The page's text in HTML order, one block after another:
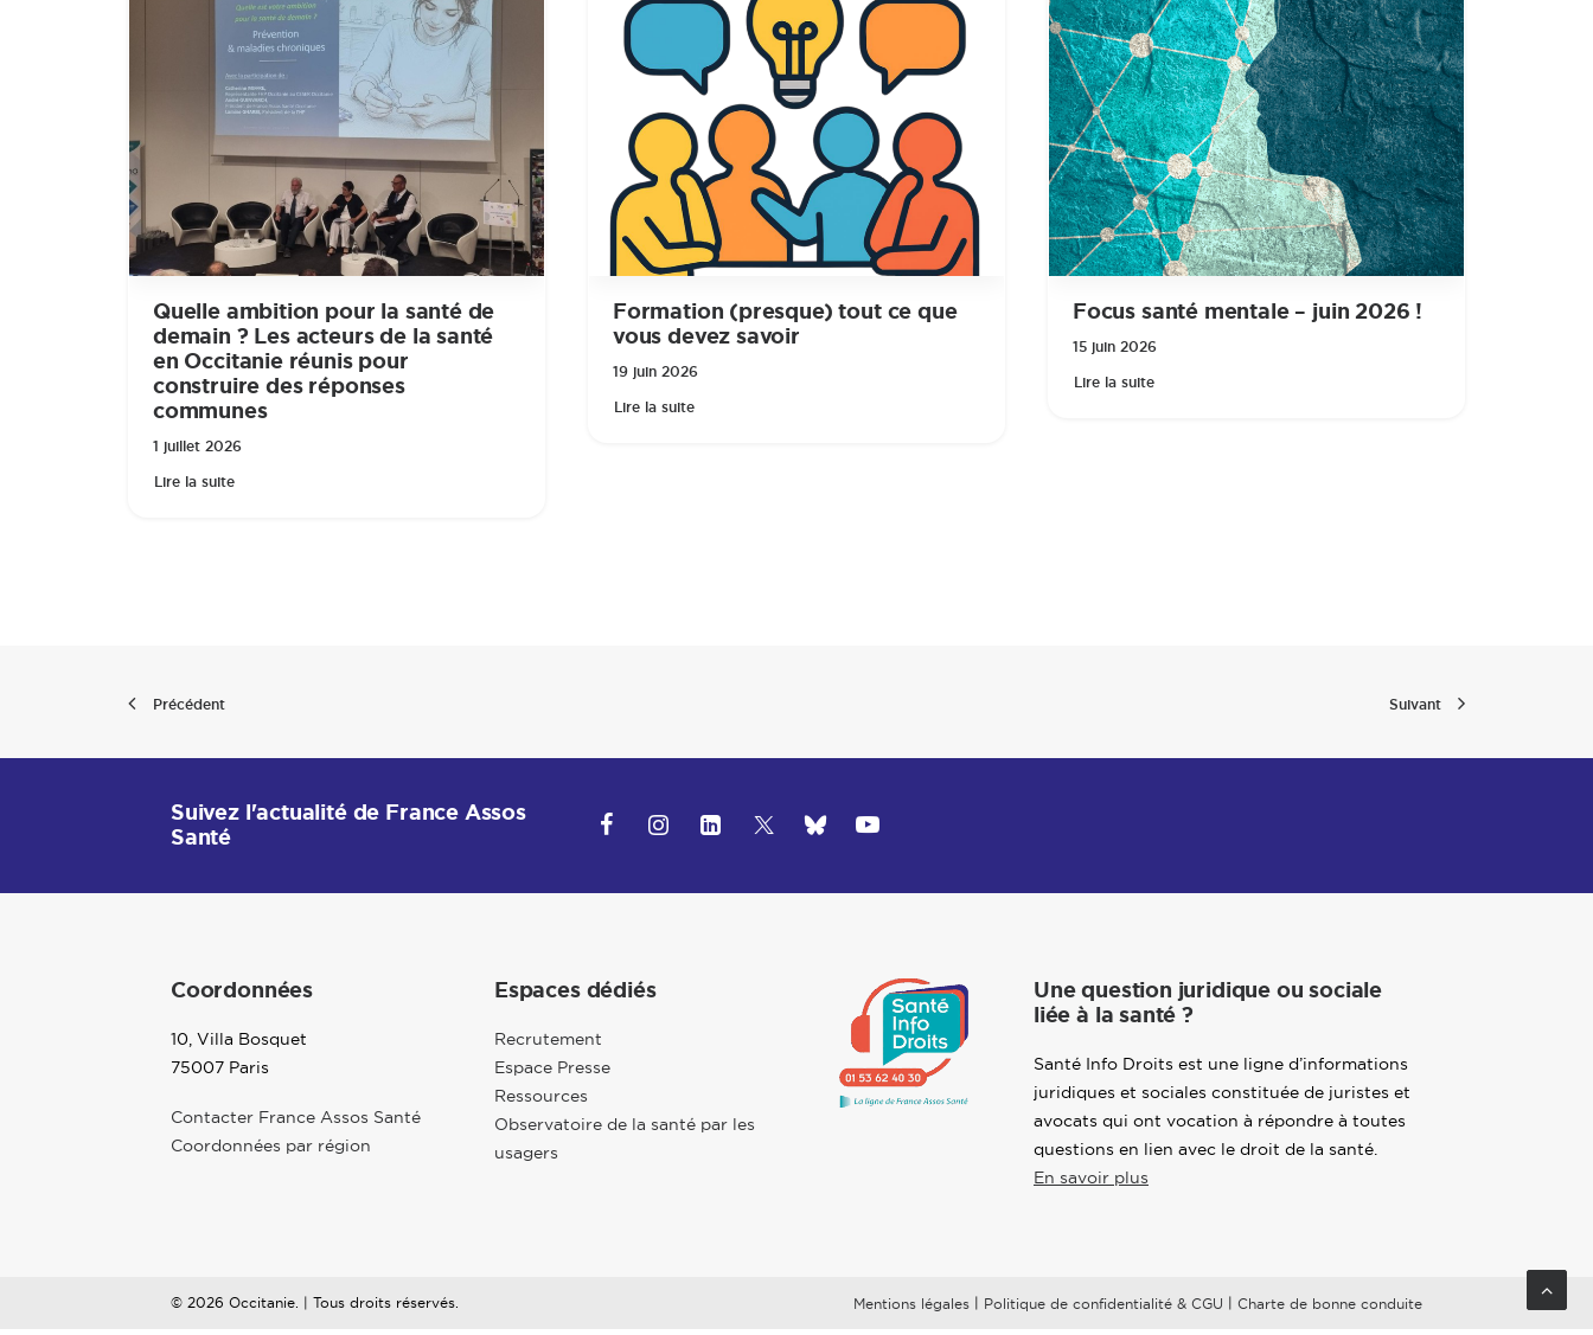
Quelle ambition pour la santé de
demain ? Les acteurs de la santé
en Occitanie réunis pour
construire des réponses
communes
1 juillet 2026
Lire la suite
Formation (presque) tout ce que
vous devez savoir
19 juin 2026
Lire la suite
Focus santé mentale – juin 2026 !
15 juin 2026
Lire la suite
Précédent Suivant
Suivez l'actualité de France Assos
Santé
Coordonnées
10, Villa Bosquet
75007 Paris
Contacter France Assos Santé
Coordonnées par région
Espaces dédiés
Recrutement
Espace Presse
Ressources
Observatoire de la santé par les
usagers
Une question juridique ou sociale
liée à la santé ?
Santé Info Droits est une ligne d’informations
juridiques et sociales constituée de juristes et
avocats qui ont vocation à répondre à toutes
questions en lien avec le droit de la santé.
En savoir plus
© 2026 Occitanie. | Tous droits réservés. Mentions légales | Politique de confidentialité & CGU | Charte de bonne conduite